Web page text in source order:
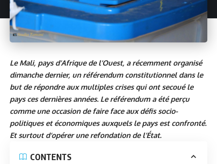
Le Mali, pays d’Afrique de l’Ouest, a récemment organisé
dimanche dernier, un référendum constitutionnel dans le
but de répondre aux multiples crises qui ont secoué le
pays ces dernières années. Le référendum a été perçu
comme une occasion de faire face aux défis socio-
politiques et économiques auxquels le pays est confronté.
Et surtout d‘opérer une refondation de l’État.
CONTENTS